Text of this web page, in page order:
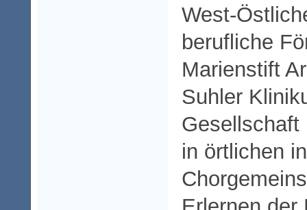
West-
berufliche
Marienstift
Suhler
in örtlichen